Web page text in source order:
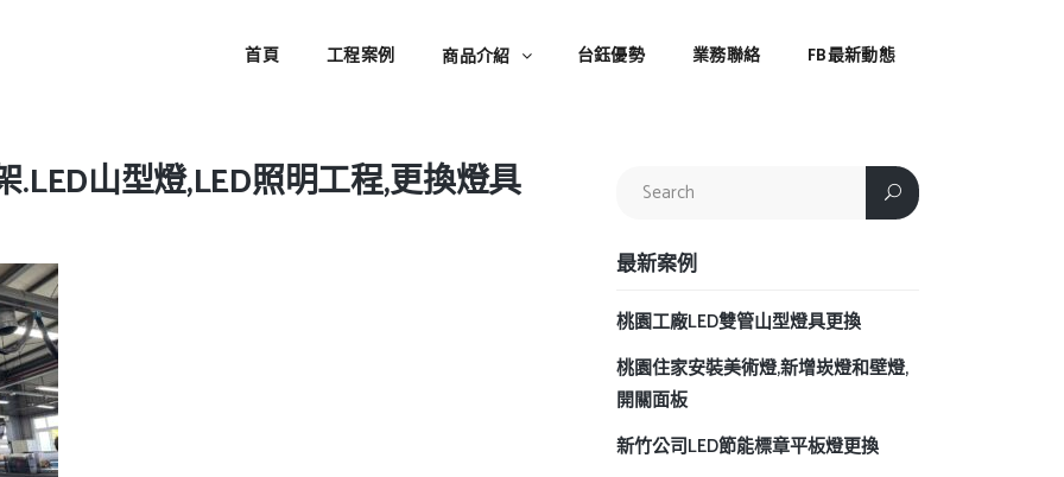
首頁 工程案例 商品介紹 台鈺優勢 業務聯絡 FB最新動態
.LED山型燈,LED照明工程,更換燈具
最新案例
桃園工廠LED雙管山型燈具更換
桃園住家安裝美術燈,新增崁燈和壁燈,
開關面板
新竹公司LED節能標章平板燈更換